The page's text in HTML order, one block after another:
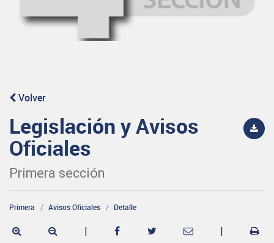
Volver
Legislación y Avisos
Oficiales
Primera sección
Primera Avisos Oficiales Detalle
| |